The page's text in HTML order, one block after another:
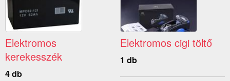
Elektromos
kerekesszék
4 db
Elektromos cigi töltő
1 db